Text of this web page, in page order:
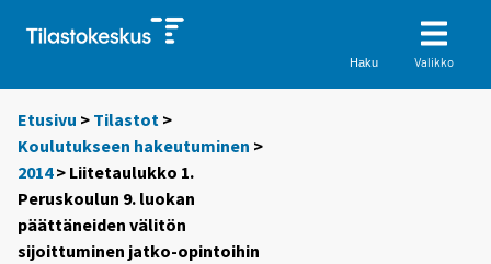
Haku Valikko
Etusivu > Tilastot >
Koulutukseen hakeutuminen >
2014> Liitetaulukko 1.
Peruskoulun 9. luokan
päättäneiden välitön
sijoittuminen jatko-opintoihin